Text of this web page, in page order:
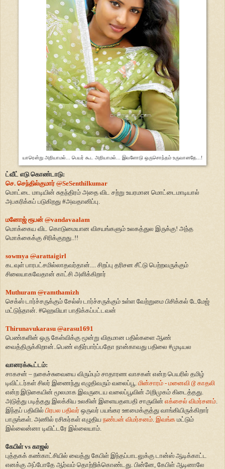
யாரென்று அறியாமல்... பெயர் கூட அறியாமல்... இவளோடு ஒருசொந்தம் உருவானதே...!
ட்வீட் எடு கொண்டாடு:
செ. செந்தில்குமார் @SeSenthilkumar
மொட்டை மாடியின் சுதந்திரம் அதை விட சற்று உயரமான மொட்டைமாடியால்
அபகரிக்கப் படுகிறது #அவதானிப்பு.
மனோஜ் ரூபன் @vandavaalam
மொக்கைய விட கொடுமையான விசயங்களும் உலகத்துல இருக்கு! அந்த
மொக்கைக்கு சிரிக்குறது..!!
sowmya @arattaigirl
கடவுள் பாரபட்சமில்லாதவர்தான்.... சிறப்பு தரிசன சீட்டு பெற்றவருக்கும்
சிலையாகவேதான் காட்சி அளிக்கிறார்
Muthuram @ramthamizh
செக்ஸ் டார்ச்சருக்கும் சேல்ஸ் டார்ச்சருக்கும் உள்ள வேற்றுமை பிசிக்கல் டேமேஜ்
மட்டுந்தான். #ஹெவியா பாதிக்கப்பட்டவன்
Thirunavukarasu @arasu1691
பெண்களின் ஒரு கேள்விக்கு மூன்று விதமான பதில்களை ஆண்
வைத்திருக்கிறான்..பெண் எதிர்பார்ப்பதோ நான்காவது பதிலை #முடியல
வானரக்கூட்டம்:
சாகசன் – நகைச்சுவையை விரும்பும் சாதாரண வாசகன் என்ற பெயரில் தமிழ்
டிவிட்டர்கள் சிலர் இணைந்து எழுதிவரும் வலைப்பூ. மின்சாரம் - மனைவி டூ காதலி
என்ற இடுகையின் மூலமாக இவருடைய வலைப்பூவின் அறிமுகம் கிடைத்தது.
அடுத்து படித்தது இலக்கிய உலகின் இளையதளபதி சாருவின் எக்சைல் விமர்சனம்
இந்தப் பதிவில் பிரபல பதிவர் ஒருவர் பயங்கர ஊமைக்குத்து வாங்கியிருக்கிறார்
பாருங்கள். அணில் ரசிகர்கள் எழுதிய நண்பன் விமர்சனம் இவங்க மட்டும்
இல்லைன்னா டிவிட்டரே இல்லையாம்.
கேபிள் vs காஜல்
புத்தகக் கண்காட்சியில் வைத்து கேபிள் இந்தப்பாடலுக்கு டான்ஸ் ஆடிக்காட்ட
எனக்கு அப்போதே ஆர்வம் தொற்றிக்கொண்டது. பின்னே, கேபிள் ஆடினாலே